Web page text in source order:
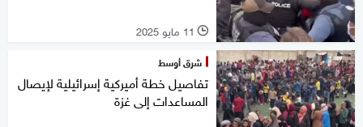
l 11 مايو 2025
شرق أوسط
تفاصيل خطة أميركية إسرائيلية لإيصال
المساعدات إلى غزة